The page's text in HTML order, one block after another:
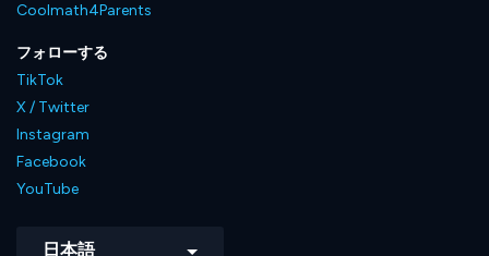
Coolmath4Parents
フォローする
TikTok
X / Twitter
Instagram
Facebook
YouTube
日本語